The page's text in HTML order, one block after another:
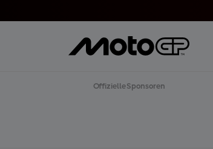
Offizielle Sponsoren